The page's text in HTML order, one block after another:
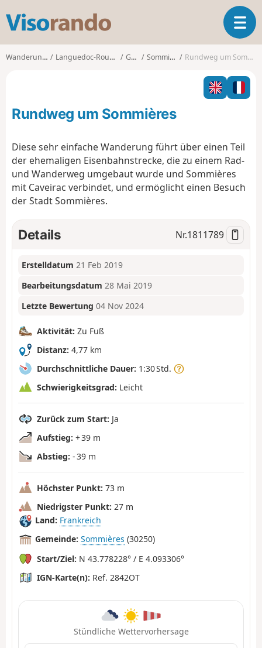
s
o
T
o
l
n
g
a
i
Wanderungen Languedoc-Roussillon Gard Sommières Rundweg um Sommières
Rundweg um Sommières
Diese sehr einfache Wanderung führt über einen Teil
der ehemaligen Eisenbahnstrecke, die zu einem Rad-
und Wanderweg umgebaut wurde und Sommières
mit Caveirac verbindet, und ermöglicht einen Besuch
der Stadt Sommières.
Details Nr.1811789
Erstelldatum 21 Feb 2019
Bearbeitungsdatum 28 Mai 2019
Letzte Bewertung 04 Nov 2024
Aktivität: Zu Fuß
Distanz: 4,77 km
Durchschnittliche Dauer: 1:30 Std.
Schwierigkeitsgrad: Leicht
Zurück zum Start: Ja
Aufstieg: + 39 m
Abstieg: - 39 m
Höchster Punkt: 73 m
Niedrigster Punkt: 27 m
Land: Frankreich
Gemeinde: Sommières (30250)
Start/Ziel: N 43.778228° / E 4.093306°
IGN-Karte(n): Ref. 2842OT
Stündliche Wettervorhersage